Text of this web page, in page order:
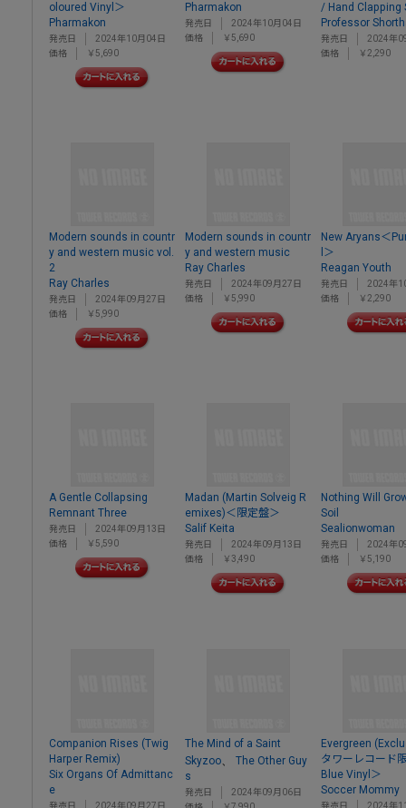
oloured Vinyl＞
Pharmakon
発売日
2024年10月04日
価格
￥5,690
Pharmakon
発売日
2024年10月04日
価格
￥5,690
/ Hand Clapping
Professor
発売日
2024年
価格
￥2,290
Modern sounds in countr
y and western music vol.
2
Ray Charles
発売日
2024年09月27日
価格
￥5,990
Modern sounds in countr
y and western music
Ray Charles
発売日
2024年09月27日
価格
￥5,990
New Aryans＜
l＞
Reagan Youth
発売日
2024年
価格
￥2,290
A Gentle Collapsing
Remnant Three
発売日
2024年09月13日
価格
￥5,590
Madan (Martin Solveig R
emixes)＜限定盤＞
Salif Keita
発売日
2024年09月13日
価格
￥3,490
Nothing Will
Soil
Sealionwoman
発売日
2024年
価格
￥5,190
Companion Rises (Twig
Harper Remix)
Six Organs Of Admittanc
e
発売日 2024年09月27日
The Mind of a Saint
Skyzoo
The Other Guy
s
発売日
2024年09月06日
Evergreen
タワーレコード
Blue Vinyl＞
Soccer Mommy
発売日 2024年